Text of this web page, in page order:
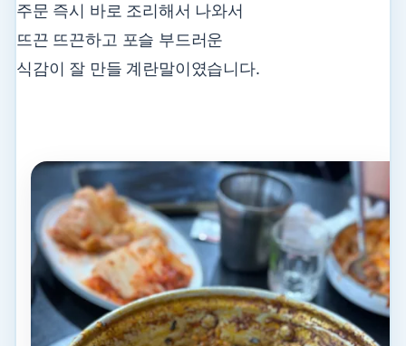
주문 즉시 바로 조리해서 나와서
뜨끈 뜨끈하고 포슬 부드러운
식감이 잘 만들 계란말이였습니다.